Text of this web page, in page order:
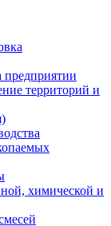
предприятии
территорий и
химической и